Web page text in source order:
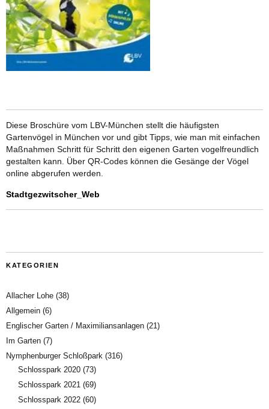
Diese Broschüre vom LBV-München stellt die häufigsten
Gartenvögel in München vor und gibt Tipps, wie man mit einfachen
Maßnahmen Schritt für Schritt den eigenen Garten vogelfreundlich
gestalten kann. Über QR-Codes können die Gesänge der Vögel
online abgerufen werden.
Stadtgezwitscher_Web
KATEGORIEN
Allacher Lohe (38)
Allgemein (6)
Englischer Garten / Maximiliansanlagen (21)
Im Garten (7)
Nymphenburger Schloßpark (316)
Schlosspark 2020 (73)
Schlosspark 2021 (69)
Schlosspark 2022 (60)